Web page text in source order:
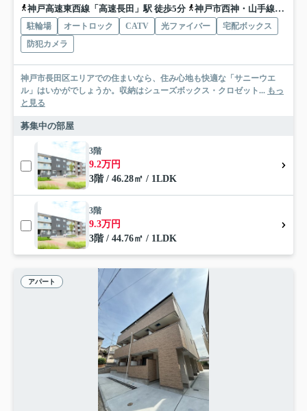
神戸高速東西線「高速長田」駅 徒歩5分
神戸市西神・山手線「長田」駅 徒歩5分
駐輪場 オートロック CATV 光ファイバー
宅配ボックス
防犯カメラ
神戸市長田区エリアでの住まいなら、住み心地も快適な「サニーウエ
ル」はいかがでしょうか。収納はシューズボックス・クロゼット... もっ
と見る
募集中の部屋
3階
9.2万円
3階 / 46.28㎡ / 1LDK
3階
9.3万円
3階 / 44.76㎡ / 1LDK
アパート